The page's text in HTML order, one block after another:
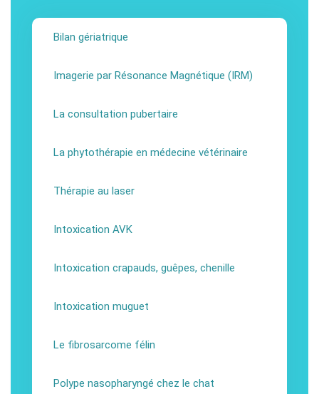
Bilan gériatrique
Imagerie par Résonance Magnétique (IRM)
La consultation pubertaire
La phytothérapie en médecine vétérinaire
Thérapie au laser
Intoxication AVK
Intoxication crapauds, guêpes, chenille
Intoxication muguet
Le fibrosarcome félin
Polype nasopharyngé chez le chat